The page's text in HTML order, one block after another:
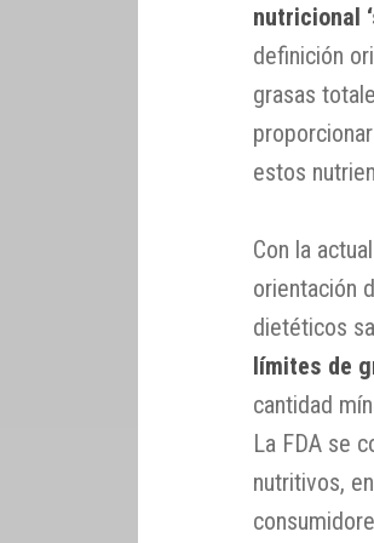
nutricional
definición
grasas
estos
Con la
orientación
dietéticos
límites de
cantidad
La FDA se
nutritivos,